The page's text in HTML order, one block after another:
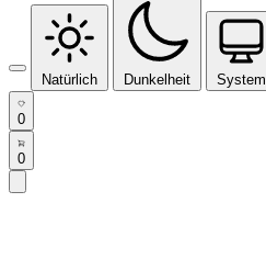
Natürlich Dunkelheit System
0
0